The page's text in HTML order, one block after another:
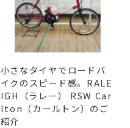
小さなタイヤでロードバ
イクのスピード感。RALE
IGH（ラレー） RSW Car
lton（カールトン）のご
紹介